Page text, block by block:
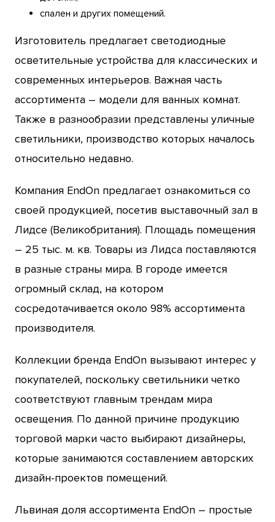
спален и других помещений.
Изготовитель предлагает светодиодные
осветительные устройства для классических и
современных интерьеров. Важная часть
ассортимента – модели для ванных комнат.
Также в разнообразии представлены уличные
светильники, производство которых началось
относительно недавно.
Компания EndOn предлагает ознакомиться со
своей продукцией, посетив выставочный зал в
Лидсе (Великобритания). Площадь помещения
– 25 тыс. м. кв. Товары из Лидса поставляются
в разные страны мира. В городе имеется
огромный склад, на котором
сосредотачивается около 98% ассортимента
производителя.
Коллекции бренда EndOn вызывают интерес у
покупателей, поскольку светильники четко
соответствуют главным трендам мира
освещения. По данной причине продукцию
торговой марки часто выбирают дизайнеры,
которые занимаются составлением авторских
дизайн-проектов помещений.
Львиная доля ассортимента EndOn – простые